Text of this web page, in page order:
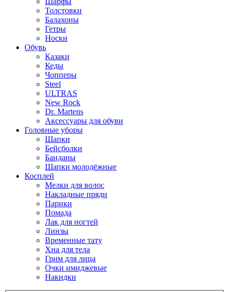
Толстовки
Балахоны
Гетры
Носки
Обувь
Казаки
Кеды
Чопперы
Steel
ULTRAS
New Rock
Dr. Martens
Аксессуары для обуви
Головные уборы
Шапки
Бейсболки
Банданы
Шапки молодёжные
Косплей
Мелки для волос
Накладные пряди
Парики
Помада
Лак для ногтей
Линзы
Временные тату
Хна для тела
Грим для лица
Очки имиджевые
Накидки